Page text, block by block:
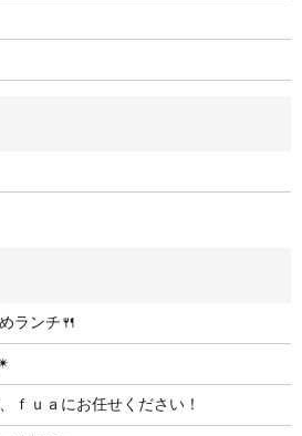
ランチ🍴
ｆｕａにお任せください！